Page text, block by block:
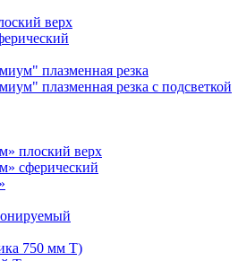
верх
плазменная резка
плазменная резка с подсветкой
плоский верх
сферический
750 мм Т)